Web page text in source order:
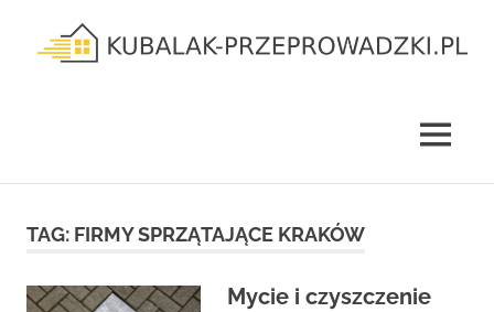
content
MENU
TAG: FIRMY SPRZĄTAJĄCE KRAKÓW
Mycie i czyszczenie